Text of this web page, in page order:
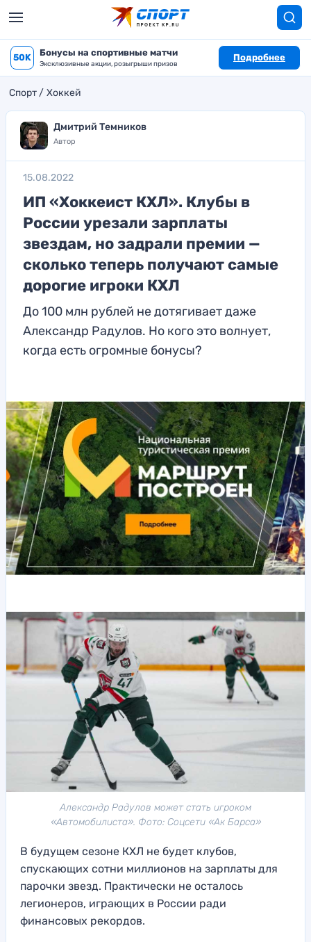
50K Бонусы на спортивные матчи
Эксклюзивные акции, розыгрыши призов
Подробнее
Спорт Хоккей
Дмитрий Темников
Автор
15.08.2022
ИП «Хоккеист КХЛ». Клубы в
России урезали зарплаты
звездам, но задрали премии —
сколько теперь получают самые
дорогие игроки КХЛ
До 100 млн рублей не дотягивает даже
Александр Радулов. Но кого это волнует,
когда есть огромные бонусы?
Александр Радулов может стать игроком
«Автомобилиста». Фото: Соцсети «Ак Барса»
В будущем сезоне КХЛ не будет клубов,
спускающих сотни миллионов на зарплаты для
парочки звезд. Практически не осталось
легионеров, играющих в России ради
финансовых рекордов.